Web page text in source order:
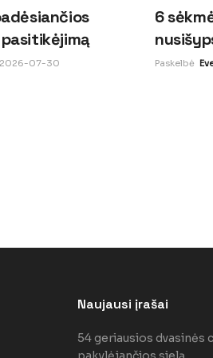
07-30
6
Paskelbė
Naujausi įrašai
54 geriausios dvasinės